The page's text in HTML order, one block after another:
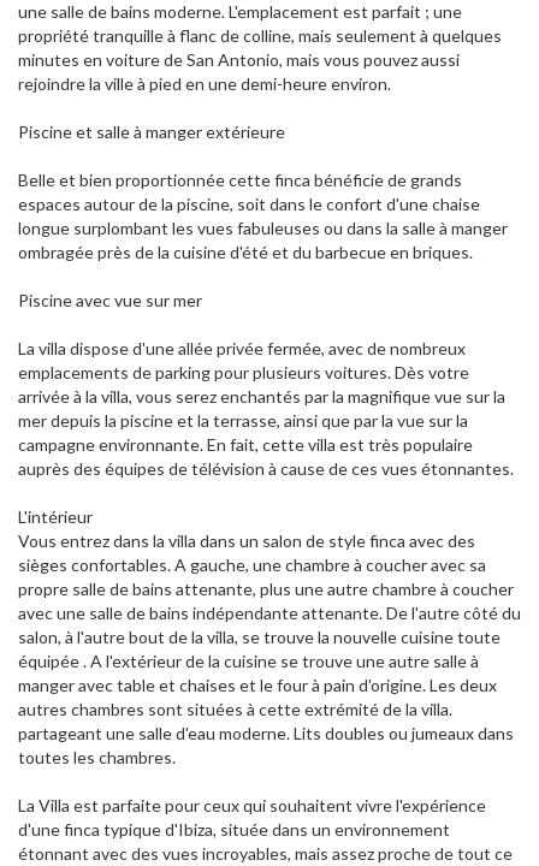
une salle de bains moderne. L'emplacement est parfait ; une
propriété tranquille à flanc de colline, mais seulement à quelques
minutes en voiture de San Antonio, mais vous pouvez aussi
rejoindre la ville à pied en une demi-heure environ.
Piscine et salle à manger extérieure
Belle et bien proportionnée cette finca bénéficie de grands
espaces autour de la piscine, soit dans le confort d'une chaise
longue surplombant les vues fabuleuses ou dans la salle à manger
ombragée près de la cuisine d'été et du barbecue en briques.
Piscine avec vue sur mer
La villa dispose d'une allée privée fermée, avec de nombreux
emplacements de parking pour plusieurs voitures. Dès votre
arrivée à la villa, vous serez enchantés par la magnifique vue sur la
mer depuis la piscine et la terrasse, ainsi que par la vue sur la
campagne environnante. En fait, cette villa est très populaire
auprès des équipes de télévision à cause de ces vues étonnantes.
L'intérieur
Vous entrez dans la villa dans un salon de style finca avec des
sièges confortables. A gauche, une chambre à coucher avec sa
propre salle de bains attenante, plus une autre chambre à coucher
avec une salle de bains indépendante attenante. De l'autre côté du
salon, à l'autre bout de la villa, se trouve la nouvelle cuisine toute
équipée . A l'extérieur de la cuisine se trouve une autre salle à
manger avec table et chaises et le four à pain d'origine. Les deux
autres chambres sont situées à cette extrémité de la villa.
partageant une salle d'eau moderne. Lits doubles ou jumeaux dans
toutes les chambres.
La Villa est parfaite pour ceux qui souhaitent vivre l'expérience
d'une finca typique d'Ibiza, située dans un environnement
étonnant avec des vues incroyables, mais assez proche de tout ce